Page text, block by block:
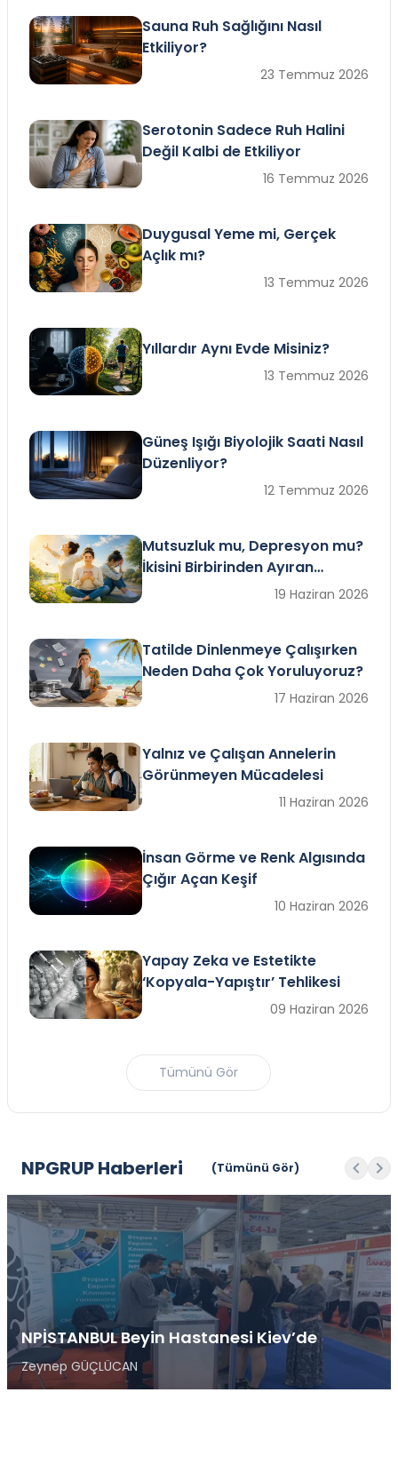
Sauna Ruh Sağlığını Nasıl
Etkiliyor?
23 Temmuz 2026
Serotonin Sadece Ruh Halini
Değil Kalbi de Etkiliyor
16 Temmuz 2026
Duygusal Yeme mi, Gerçek
Açlık mı?
13 Temmuz 2026
Yıllardır Aynı Evde Misiniz?
13 Temmuz 2026
Güneş Işığı Biyolojik Saati Nasıl
Düzenliyor?
12 Temmuz 2026
Mutsuzluk mu, Depresyon mu?
İkisini Birbirinden Ayıran
19 Haziran 2026
Tatilde Dinlenmeye Çalışırken
Neden Daha Çok Yoruluyoruz?
17 Haziran 2026
Yalnız ve Çalışan Annelerin
Görünmeyen Mücadelesi
11 Haziran 2026
İnsan Görme ve Renk Algısında
Çığır Açan Keşif
10 Haziran 2026
Yapay Zeka ve Estetikte
‘Kopyala-Yapıştır’ Tehlikesi
09 Haziran 2026
Tümünü Gör
NPGRUP Haberleri (Tümünü Gör)
NPİSTANBUL Beyin Hastanesi Kiev’de
Zeynep GÜÇLÜCAN